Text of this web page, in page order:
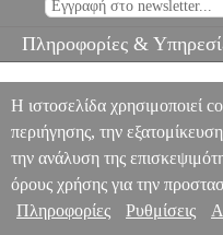
MSC.606939 BREITKOPF
Πληροφορίες &
Η ιστοσελίδα χρησιμοποιεί
περιήγησης, την
την ανάλυση της
όρους χρήσης για την
Πληροφορίες
Ρυθμίσεις